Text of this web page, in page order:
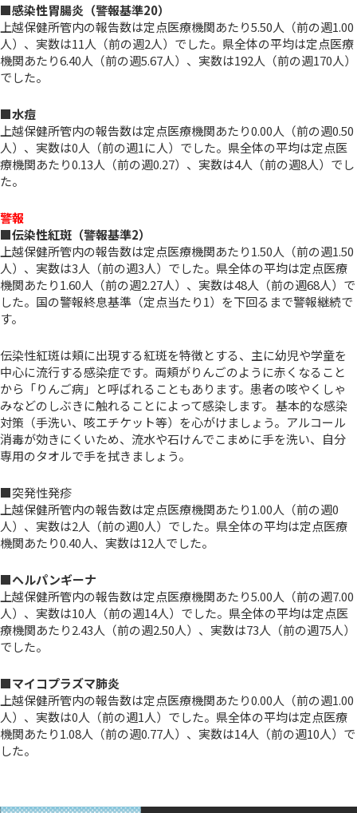
■感染性胃腸炎（警報基準20）
上越保健所管内の報告数は定点医療機関あたり5.50人（前の週1.00
人）、実数は11人（前の週2人）でした。県全体の平均は定点医療
機関あたり6.40人（前の週5.67人）、実数は192人（前の週170人）
でした。
■水痘
上越保健所管内の報告数は定点医療機関あたり0.00人（前の週0.50
人）、実数は0人（前の週1に人）でした。県全体の平均は定点医
療機関あたり0.13人（前の週0.27）、実数は4人（前の週8人）でし
た。
警報
■伝染性紅斑（警報基準2）
上越保健所管内の報告数は定点医療機関あたり1.50人 （前の週1.50
人） 、 実数は3人 （前の週3人） でした。 県全体の平均は定点医療
機関あたり1.60人 （前の週2.27人）、実数は48人（前の週68人） で
した。 国の警報終息基準（定点当たり1）を下回るまで警報継続で
す。
伝染性紅斑は頬に出現する紅斑を特徴とする、主に幼児や学童を
中心に流行する感染症です。両頬がりんごのように赤くなること
から「りんご病」と呼ばれることもあります。患者の咳やくしゃ
みなどのしぶきに触れることによって感染します。 基本的な感染
対策（手洗い、咳エチケット等）を心がけましょう。アルコール
消毒が効きにくいため、流水や石けんでこまめに手を洗い、自分
専用のタオルで手を拭きましょう。
■突発性発疹
上越保健所管内の報告数は定点医療機関あたり1.00人（前の週0
人）、実数は2人（前の週0人）でした。県全体の平均は定点医療
機関あたり0.40人、実数は12人でした。
■ヘルパンギーナ
上越保健所管内の報告数は定点医療機関あたり5.00人（前の週7.00
人）、実数は10人（前の週14人）でした。県全体の平均は定点医
療機関あたり2.43人（前の週2.50人）、実数は73人（前の週75人）
でした。
■マイコプラズマ肺炎
上越保健所管内の報告数は定点医療機関あたり0.00人（前の週1.00
人）、実数は0人（前の週1人）でした。県全体の平均は定点医療
機関あたり1.08人（前の週0.77人）、実数は14人（前の週10人）で
した。